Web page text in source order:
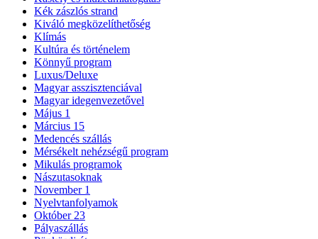
Kék zászlós strand
Kiváló megközelíthetőség
Klímás
Kultúra és történelem
Könnyű program
Luxus/Deluxe
Magyar asszisztenciával
Magyar idegenvezetővel
Május 1
Március 15
Medencés szállás
Mérsékelt nehézségű program
Mikulás programok
Nászutasoknak
November 1
Nyelvtanfolyamok
Október 23
Pályaszállás